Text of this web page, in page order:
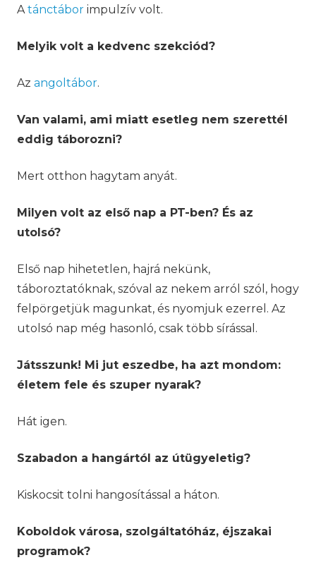
Atánctábor impulzív volt.
Melyik volt a kedvenc szekciód?
Az angoltábor.
Van valami, ami miatt esetleg nem szerettél
eddig táborozni?
Mert otthon hagytam anyát.
Milyen volt az első nap a PT-ben? És az
utolsó?
Első nap hihetetlen, hajrá nekünk,
táboroztatóknak, szóval az nekem arról szól, hogy
felpörgetjük magunkat, és nyomjuk ezerrel. Az
utolsó nap még hasonló, csak több sírással.
Játsszunk! Mi jut eszedbe, ha azt mondom:
életem fele és szuper nyarak?
Hát igen.
Szabadon a hangártól az útügyeletig?
Kiskocsit tolni hangosítással a háton.
Koboldok városa, szolgáltatóház, éjszakai
programok?